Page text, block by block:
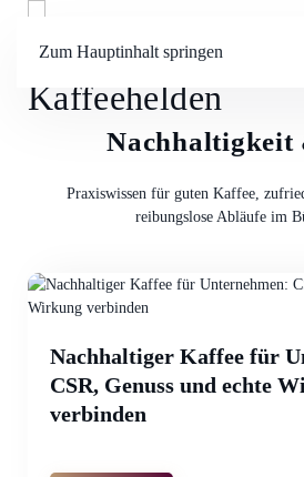
Zum Hauptinhalt springen
Nachhaltigkeit
Praxiswissen für guten Kaffee,
reibungslose Abläufe im
Nachhaltiger Kaffee für
CSR, Genuss und echte
verbinden